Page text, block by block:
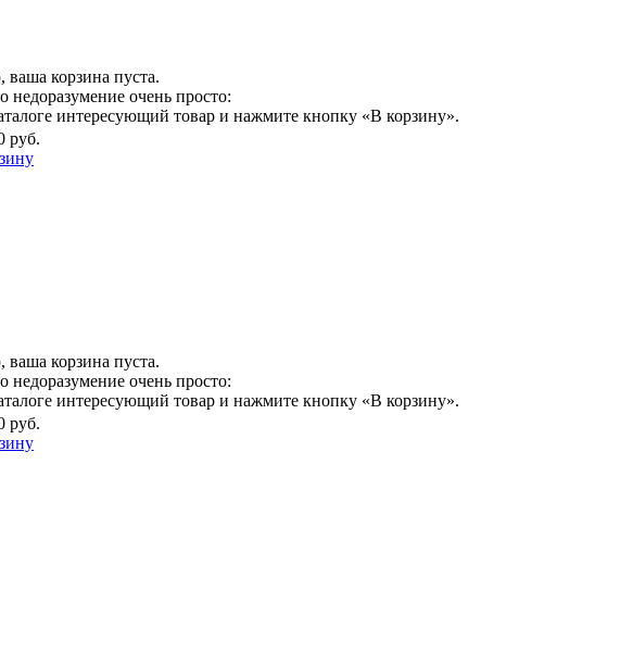
корзина пуста.
недоразумение очень просто:
интересующий товар и нажмите кнопку «В корзину».
руб.
корзина пуста.
недоразумение очень просто:
интересующий товар и нажмите кнопку «В корзину».
руб.